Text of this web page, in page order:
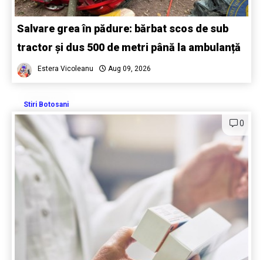
Salvare grea în pădure: bărbat scos de sub
tractor și dus 500 de metri până la ambulanță
Estera Vicoleanu Aug 09, 2026
Stiri Botosani
0